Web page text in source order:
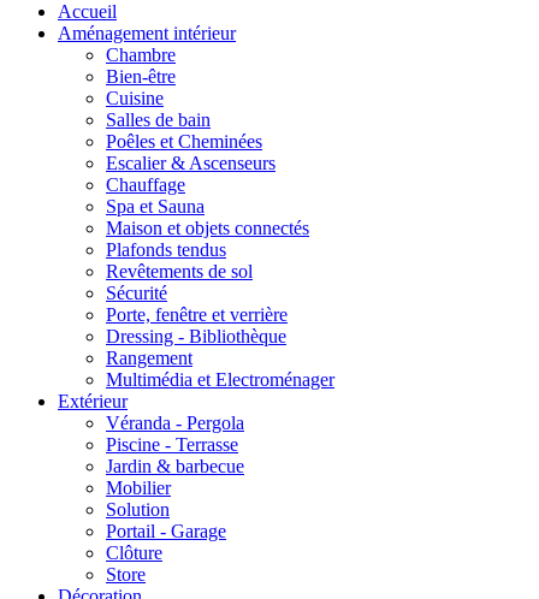
Accueil
Aménagement intérieur
Chambre
Bien-être
Cuisine
Salles de bain
Poêles et Cheminées
Escalier & Ascenseurs
Chauffage
Spa et Sauna
Maison et objets connectés
Plafonds tendus
Revêtements de sol
Sécurité
Porte, fenêtre et verrière
Dressing - Bibliothèque
Rangement
Multimédia et Electroménager
Extérieur
Véranda - Pergola
Piscine - Terrasse
Jardin & barbecue
Mobilier
Solution
Portail - Garage
Clôture
Store